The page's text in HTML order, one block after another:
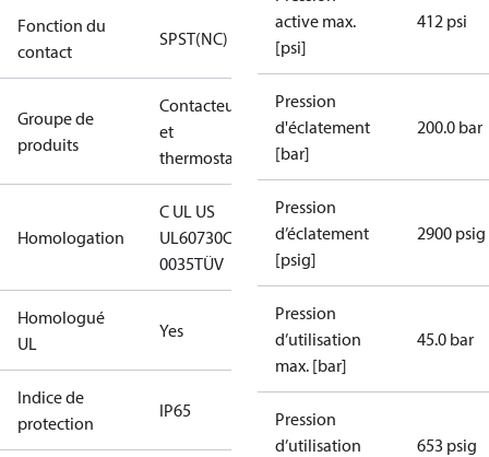
Fonction du
contact
SPST(NC)
Groupe de
produits
Contacteurs
et
thermostats
Homologation
C UL US
UL60730CE
0035TÜV
Homologué
UL
Yes
Indice de
protection
IP65
active max.
[psi]
412 psi
Pression
d'éclatement
[bar]
200.0 bar
Pression
d’éclatement
[psig]
2900 psig
Pression
d’utilisation
max. [bar]
45.0 bar
Pression
d’utilisation
653 psig